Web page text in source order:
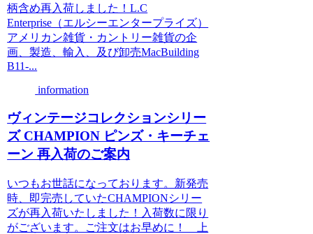
柄含め再入荷しました！L.C
Enterprise（エルシーエンタープライズ）
アメリカン雑貨・カントリー雑貨の企
画、製造、輸入、及び卸売MacBuilding
B11-...
information
ヴィンテージコレクションシリー
ズ CHAMPION ピンズ・キーチェ
ーン 再入荷のご案内
いつもお世話になっております。新発売
時、即完売していたCHAMPIONシリー
ズが再入荷いたしました！入荷数に限り
がございます。ご注文はお早めに！ 上